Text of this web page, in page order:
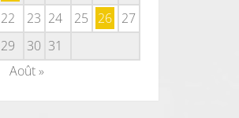
22 23 24 25 26 27
29 30 31
Août »